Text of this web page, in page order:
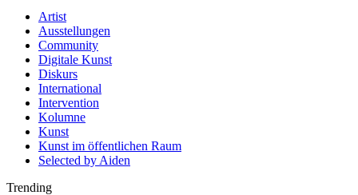
Artist
Ausstellungen
Community
Digitale Kunst
Diskurs
International
Intervention
Kolumne
Kunst
Kunst im öffentlichen Raum
Selected by Aiden
Trending